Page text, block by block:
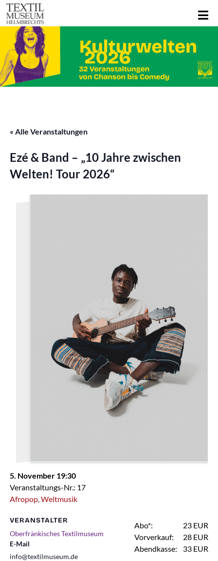
« Alle Veranstaltungen
Ezé & Band – „10 Jahre zwischen
Welten! Tour 2026“
5. November 19:30
Veranstaltungs-Nr.: 17
Afropop, Weltmusik
VERANSTALTER
Oberfränkisches Textilmuseum
E-Mail
info@textilmuseum.de
Abo*:
23 EUR
Vorverkauf:
28 EUR
Abendkasse:
33 EUR